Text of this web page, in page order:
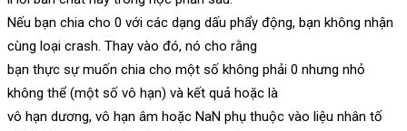
Nếu bạn chia cho 0 với các dạng dấu phẩy động, bạn không nhận
cùng loại crash. Thay vào đó, nó cho rằng
bạn thực sự muốn chia cho một số không phải 0 nhưng nhỏ
không thể (một số vô hạn) và kết quả hoặc là
vô hạn dương, vô hạn âm hoặc NaN phụ thuộc vào liệu nhân tố